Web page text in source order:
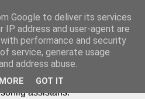
och vi hjälper
med ärenden att ansöka och
och assistansersättning. Här
kan du följa våra tankar kring
assistans.
Google to deliver its services
IP address and user-agent are
performance and security
service, generate usage
address abuse.
GOT IT